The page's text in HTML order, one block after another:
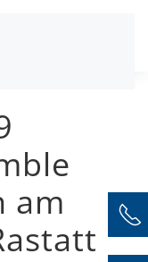
am